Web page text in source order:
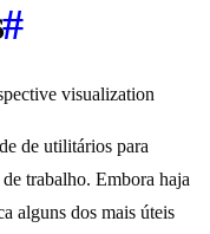
#
de utilitários para
trabalho. Embora haja
alguns dos mais úteis